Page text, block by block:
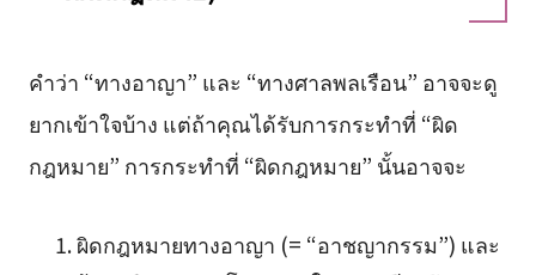
คำว่า “ทางอาญา” และ “ทางศาลพลเรือน” อาจจะดู
ยากเข้าใจบ้าง แต่ถ้าคุณได้รับการกระทำที่ “ผิด
กฎหมาย” การกระทำที่ “ผิดกฎหมาย” นั้นอาจจะ
ผิดกฎหมายทางอาญา (= “อาชญากรรม”) และ